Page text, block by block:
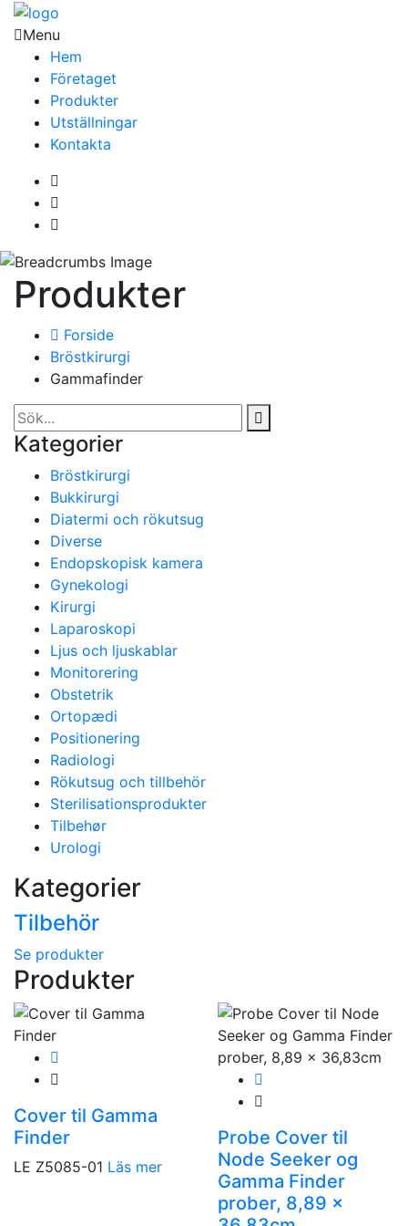
Menu
Hem
Företaget
Produkter
Utställningar
Kontakta
Produkter
Forside
Bröstkirurgi
Gammafinder
Kategorier
Tilbehör
Se produkter
Produkter
Cover til Gamma
Finder
LE Z5085-01 Läs mer
Probe Cover til
Node Seeker og
Gamma Finder
prober, 8,89 x
Kategorier
Bröstkirurgi
Bukkirurgi
Diatermi och rökutsug
Diverse
Endopskopisk kamera
Gynekologi
Kirurgi
Laparoskopi
Ljus och ljuskablar
Monitorering
Obstetrik
Ortopædi
Positionering
Radiologi
Rökutsug och tillbehör
Sterilisationsprodukter
Tilbehør
Urologi